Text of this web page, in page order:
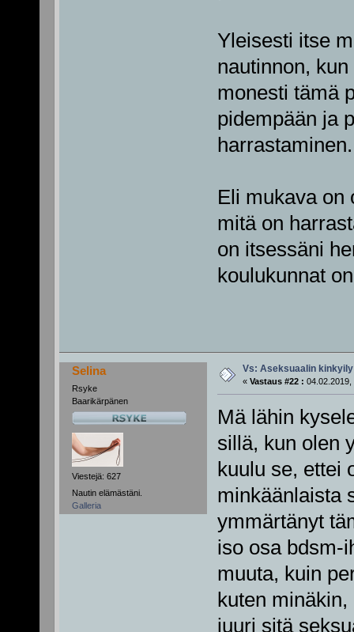
Yleisesti itse
nautinnon,
monesti tämä
pidempään ja
harrastaminen.
Eli mukava on
mitä on
on itsessäni
koulukunnat
Selina
Rsyke
Baarikärpänen
Viestejä: 627
Nautin elämästäni.
Galleria
Vs: Aseksuaalin kinkyily
« Vastaus #22 : 04.02.2019,
Mä lähin
sillä, kun olen
kuulu se, ettei
minkäänlaista
ymmärtänyt
iso osa bdsm-
muuta, kuin
kuten
juuri sitä